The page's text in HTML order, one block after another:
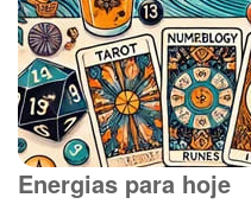
Energias para hoje